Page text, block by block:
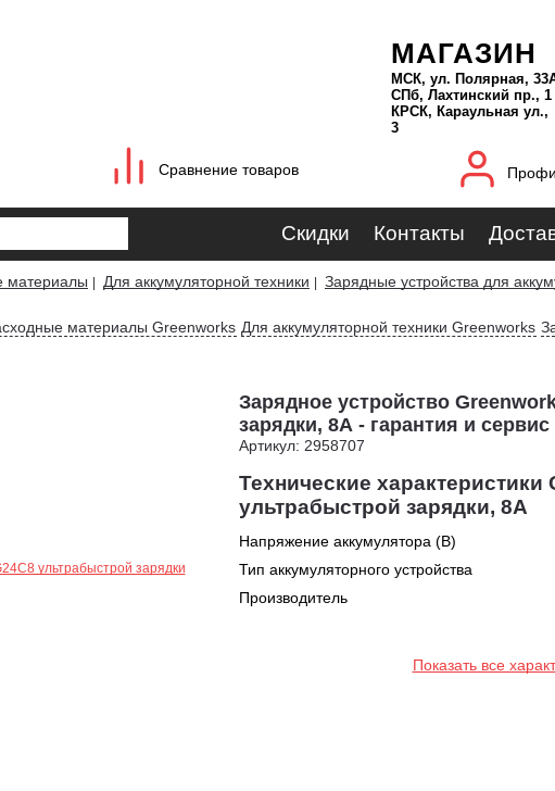
МАГАЗИН
МСК, ул. Полярная,
СПб, Лахтинский пр., 1
КРСК, Караульная ул.,
3
Сравнение товаров
Скидки Контакты
материалы Для аккумуляторной техники Зарядные устройства для
материалы Greenworks Для аккумуляторной техники Greenworks
Зарядное устройство
зарядки, 8А - гарантия и сервис
Артикул: 2958707
Технические характеристики
ультрабыстрой зарядки, 8А
Напряжение аккумулятора (В)
Тип аккумуляторного устройства
Производитель
Показать все